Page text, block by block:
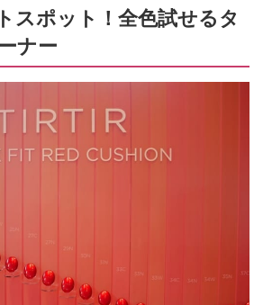
スポット！全色試せるタ
ナー